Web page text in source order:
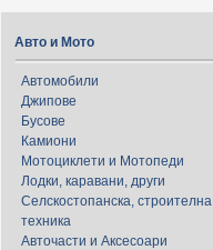
Авто и Мото
Автомобили
Джипове
Бусове
Камиони
Мотоциклети и Мотопеди
Лодки, каравани, други
Селскостопанска, строителна
техника
Авточасти и Аксесоари